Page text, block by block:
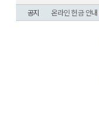
공지
온라인 헌금 안내